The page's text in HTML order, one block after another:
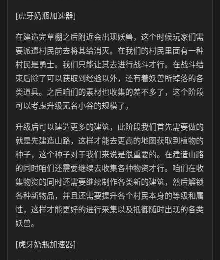
[虎牙奶瓶加速器]
在建造完草棚之后附近会出现妖兽，这个时候玩家们需
要派遣村民前去将其给消灭。在我们的村民里面有一种
村民是勇士。我们只能让其去进行战斗才行。在战斗结
束后除了可以获取到经验以外，还有着妖兽所掉落的各
类道具。之后咱们的素材也收集的差不多了，这个阶段
可以考虑升级无名小谷的规模了。
升级后可以建造更多的建筑，此阶段我们首先需要做的
就是先建造山路，这样才能去更高的地图获取到植物的
种子，这个种子对于我们来说是很重要的。在建造山路
的同时咱们还需要继续去收集各种物资才行。咱们在收
集物资的同时还需要继续制作各类新的建筑，然后解锁
各种新物品，并且还需要提升各个村民本身的等级和属
性，这样才能更好的进行采集以及抵御随时出现的各类
妖兽。
[虎牙奶瓶加速器]